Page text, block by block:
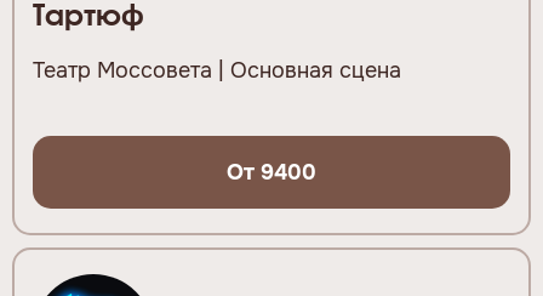
Тартюф
Театр Моссовета | Основная сцена
От 9400